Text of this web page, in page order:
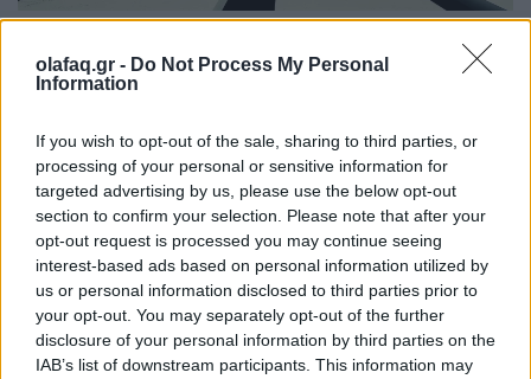
olafaq.gr - Do Not Process My Personal
Information
If you wish to opt-out of the sale, sharing to third parties, or
processing of your personal or sensitive information for
targeted advertising by us, please use the below opt-out
section to confirm your selection. Please note that after your
opt-out request is processed you may continue seeing
interest-based ads based on personal information utilized by
us or personal information disclosed to third parties prior to
your opt-out. You may separately opt-out of the further
disclosure of your personal information by third parties on the
IAB’s list of downstream participants. This information may
Τρόπος Ζωής
5+1 συνήθειες που θα σε φέρουν πιο κοντά
στους στόχους σου
27.07.26
Από τη δημιουργία σταθερής ρουτίνας μέχρι τη μείωση των
περισπασμών, η αυτοπειθαρχία είναι το κλειδί για τη συνέπεια,
την προσωπική ανάπτυξη και την επίτευξη κάθε σημαντικού
στόχου.